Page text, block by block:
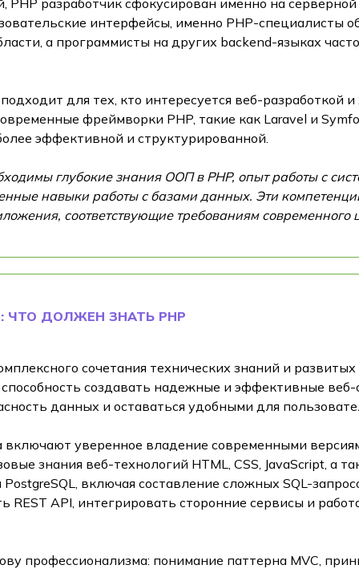
PHP разработчик сфокусирован именно на
интерфейсы, именно PHP-специалисты
а программисты на других backend-языках
для тех, кто интересуется веб-разработкой
фреймворки PHP, такие как Laravel и
эффективной и структурированной.
глубокие знания ООП в PHP, опыт работы с
навыки работы с базами данных. Эти
соответствующие требованиям современного
ДОЛЖЕН ЗНАТЬ PHP
сочетания технических знаний и
создавать надежные и эффективные
данных и оставаться удобными для
включают уверенное владение современными
знания веб-технологий HTML, CSS, JavaScript, а
включая составление сложных SQL-
REST API, интегрировать сторонние сервисы и
профессионализма: понимание паттерна MVC,